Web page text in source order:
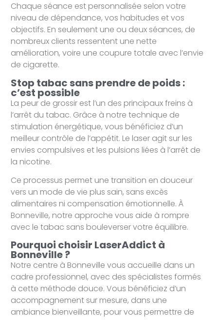
Chaque séance est personnalisée selon votre
niveau de dépendance, vos habitudes et vos
objectifs. En seulement une ou deux séances, de
nombreux clients ressentent une nette
amélioration, voire une coupure totale avec l’envie
de cigarette.
Stop tabac sans prendre de poids :
c’est possible
La peur de grossir est l’un des principaux freins à
l’arrêt du tabac. Grâce à notre technique de
stimulation énergétique, vous bénéficiez d’un
meilleur contrôle de l’appétit. Le laser agit sur les
envies compulsives et les pulsions liées à l’arrêt de
la nicotine.
Ce processus permet une transition en douceur
vers un mode de vie plus sain, sans excès
alimentaires ni compensation émotionnelle. À
Bonneville, notre approche vous aide à rompre
avec le tabac sans bouleverser votre équilibre.
Pourquoi choisir LaserAddict à
Bonneville ?
Notre centre à Bonneville vous accueille dans un
cadre professionnel, avec des spécialistes formés
à cette méthode douce. Vous bénéficiez d’un
accompagnement sur mesure, dans une
ambiance bienveillante, pour vous permettre de